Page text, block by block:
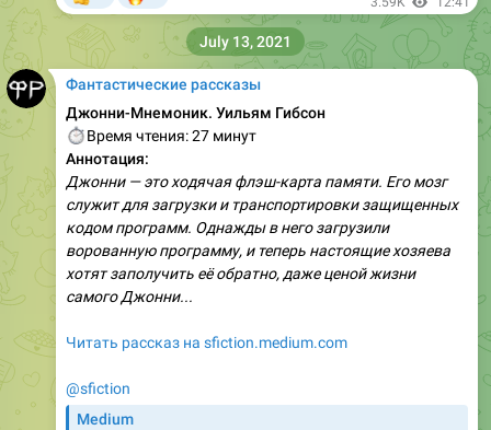
Фантастические рассказы
Джонни-Мнемоник. Уильям Гибсон
Время чтения: 27 минут
Аннотация:
Джонни — это ходячая флэш-карта памяти. Его мозг
служит для загрузки и транспортировки защищенных
кодом программ. Однажды в него загрузили
ворованную программу, и теперь настоящие хозяева
хотят заполучить её обратно, даже ценой жизни
самого Джонни...
Читать рассказ на sfiction.medium.com
@sfiction
Medium
July 13, 2021